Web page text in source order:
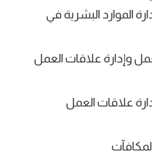
الموارد البشرية في
وإدارة علاقات العمل
وإدارة علاقات العمل